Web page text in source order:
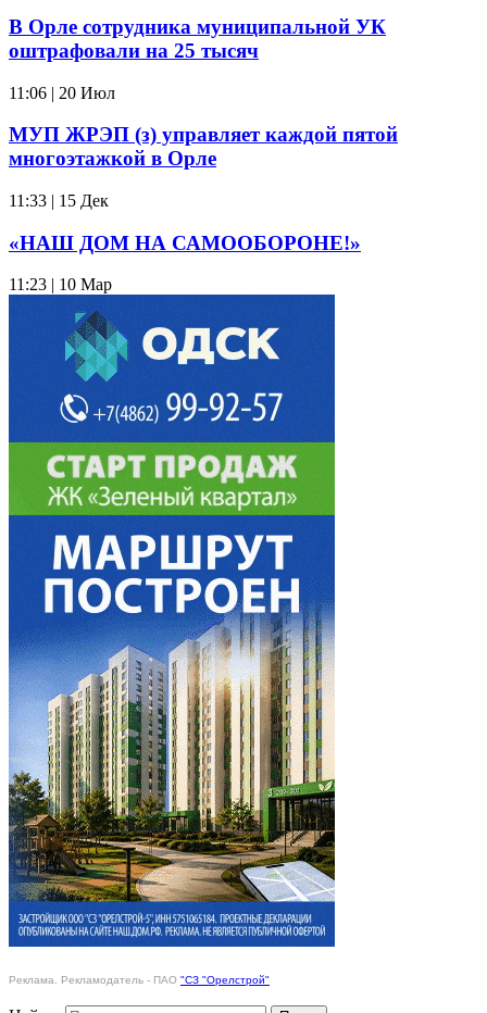
В Орле сотрудника муниципальной УК
оштрафовали на 25 тысяч
11:06 | 20 Июл
МУП ЖРЭП (з) управляет каждой пятой
многоэтажкой в Орле
11:33 | 15 Дек
«НАШ ДОМ НА САМООБОРОНЕ!»
11:23 | 10 Мар
Реклама. Рекламодатель - ПАО "СЗ "Орелстрой"